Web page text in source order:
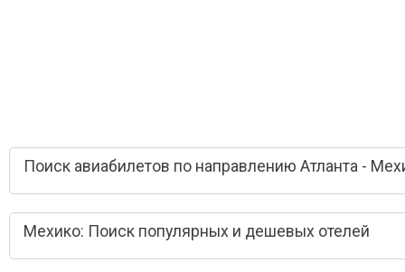
Поиск авиабилетов по направлению Атланта -
Мехико: Поиск популярных и дешевых отелей